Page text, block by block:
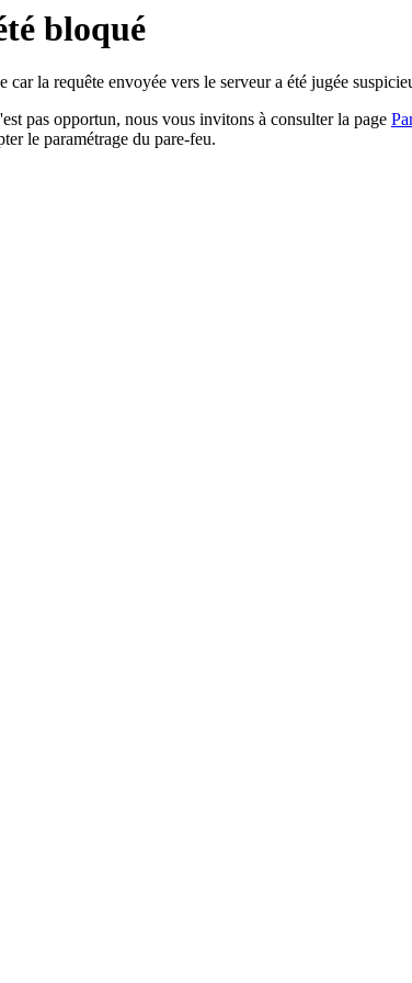
bloqué
la requête envoyée vers le serveur a été jugée
pas opportun, nous vous invitons à consulter la page
le paramétrage du pare-feu.